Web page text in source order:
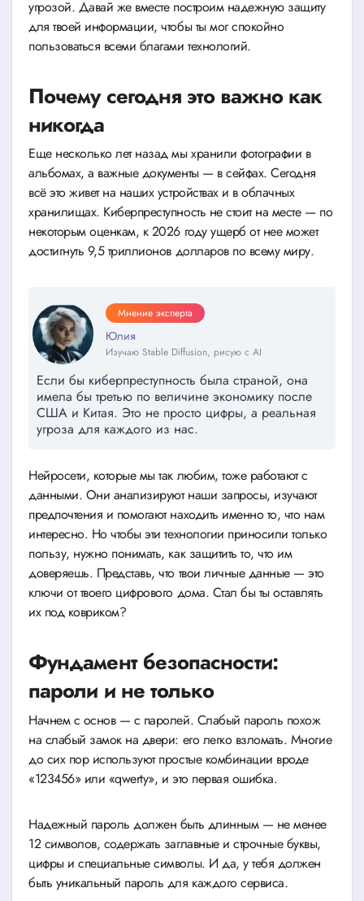
угрозой. Давай же вместе построим надежную защиту
для твоей информации, чтобы ты мог спокойно
пользоваться всеми благами технологий.
Почему сегодня это важно как
никогда
Еще несколько лет назад мы хранили фотографии в
альбомах, а важные документы — в сейфах. Сегодня
всё это живет на наших устройствах и в облачных
хранилищах. Киберпреступность не стоит на месте — по
некоторым оценкам, к 2026 году ущерб от нее может
достигнуть 9,5 триллионов долларов по всему миру.
Мнение эксперта
Юлия
Изучаю Stable Diffusion, рисую с AI
Если бы киберпреступность была страной, она
имела бы третью по величине экономику после
США и Китая. Это не просто цифры, а реальная
угроза для каждого из нас.
Нейросети, которые мы так любим, тоже работают с
данными. Они анализируют наши запросы, изучают
предпочтения и помогают находить именно то, что нам
интересно. Но чтобы эти технологии приносили только
пользу, нужно понимать, как защитить то, что им
доверяешь. Представь, что твои личные данные — это
ключи от твоего цифрового дома. Стал бы ты оставлять
их под ковриком?
Фундамент безопасности:
пароли и не только
Начнем с основ — с паролей. Слабый пароль похож
на слабый замок на двери: его легко взломать. Многие
до сих пор используют простые комбинации вроде
«123456» или «qwerty», и это первая ошибка.
Надежный пароль должен быть длинным — не менее
12 символов, содержать заглавные и строчные буквы,
цифры и специальные символы. И да, у тебя должен
быть уникальный пароль для каждого сервиса.